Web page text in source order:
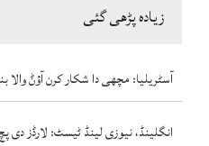
زیادہ پڑھی گئی
آسٹریلیا: مچھی دا شکار کرن آؤݨ
انگلینڈ، نیوزی لینڈ ٹیسٹ: لارڈز